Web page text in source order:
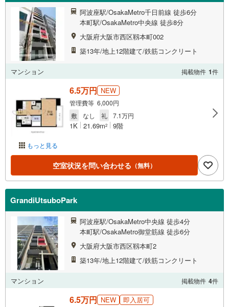
阿波座駅/OsakaMetro千日前線 徒歩6分
本町駅/OsakaMetro中央線 徒歩8分
大阪府大阪市西区靱本町002
築13年/地上12階建て/鉄筋コンクリート
マンション 掲載物件 1件
もっと見る
6.5万円 NEW
管理費等 6,000円
敷
なし 礼 7.1万円
1K 21.69m2 9階
空室状況を問い合わせる （無料）
GrandiUtsuboPark
阿波座駅/OsakaMetro中央線 徒歩4分
本町駅/OsakaMetro御堂筋線 徒歩6分
大阪府大阪市西区靱本町2
築13年/地上12階建て/鉄筋コンクリート
マンション 掲載物件 4件
6.5万円 NEW 即入居可